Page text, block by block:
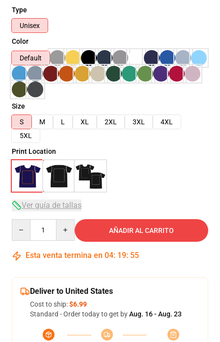
Type
Unisex
Color
Default
Size
S
M L XL 2XL 3XL
4XL
5XL
Print Location
Ver guía de tallas
AÑADIR AL CARRITO
Esta venta termina en 04: 19: 54
Deliver to United States
Cost to ship:$6.99
Standard - Order today to get byAug. 16 - Aug. 23